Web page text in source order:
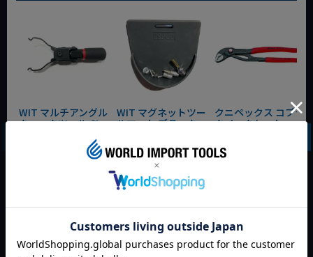
WIT マルチアングル
クィックツール CL-
カートに入れる
WIT マグネットツー
ルマット ブラック
動画あり 夏セール
カートに入れる
クニペックス コブラ
クイックセット
カートに入れる